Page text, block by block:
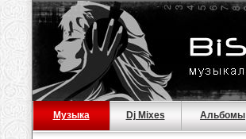
Музыка Dj Mixes Альбомы